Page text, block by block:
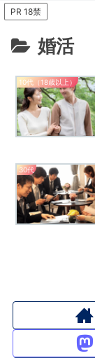
PR 18禁
婚活
10代（18歳以上）
30代